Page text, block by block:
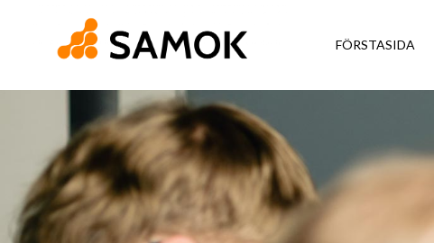
FÖRSTASIDA